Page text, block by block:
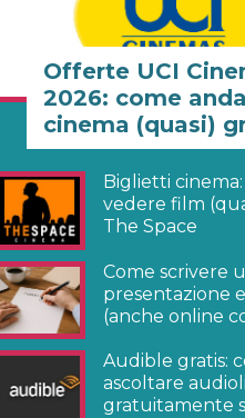
Offerte UCI
2026: come
cinema (quasi)
Biglietti
vedere film
The Space
Come scrivere
presentazione
(anche online
Audible gratis:
ascoltare
gratuitamente